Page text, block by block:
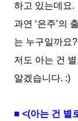
하고 있는데요.
과연 ‘은주’의
는 누구일까요?
저도 아는 건
알겠습니다. :)
■ <(아는 건 별